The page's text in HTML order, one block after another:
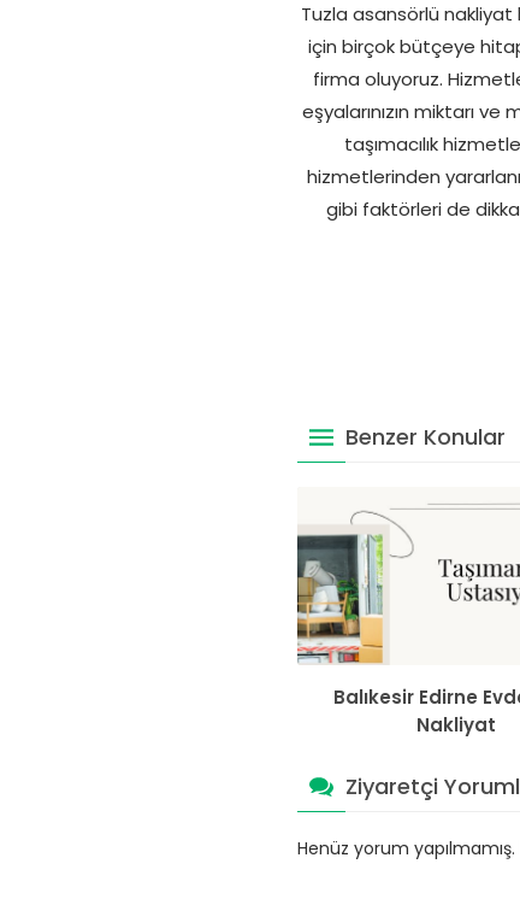
Tuzla asansörlü nakliyat
için birçok bütçeye
firma oluyoruz.
eşyalarınızın miktarı
taşımacılık
hizmetlerinden
gibi faktörleri de
Benzer Konular
Balıkesir Edirne
Nakliyat
Ziyaretçi
Henüz yorum